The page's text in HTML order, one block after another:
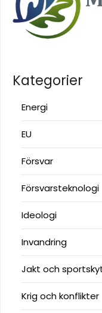
Kategorier
Energi
EU
Försvar
Försvarsteknologi
Ideologi
Invandring
Jakt och
Krig och konflikter